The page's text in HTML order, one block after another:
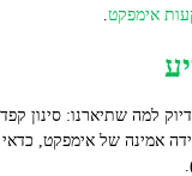
אימפקט